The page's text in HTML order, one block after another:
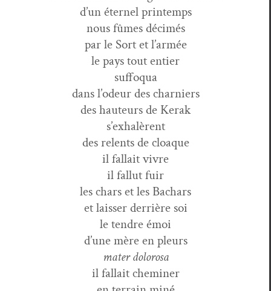
d’un éter­nel printemps
nous fûmes décimés
par le Sort et l’armée
le pays tout entier
suffoqua
dans l’odeur des charniers
des hau­teurs de Kerak
s’exhalèrent
des relents de cloaque
il fal­lait vivre
il fal­lut fuir
les chars et les Bachars
et laiss­er der­rière soi
le ten­dre émoi
d’une mère en pleurs
mater dolorosa
il fal­lait cheminer